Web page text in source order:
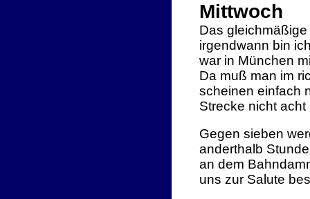
Mittwoch
Das
irgendwann bin
war in München
Da muß man im
scheinen einfach
Strecke nicht acht
Gegen sieben
anderthalb
an dem
uns zur Salute